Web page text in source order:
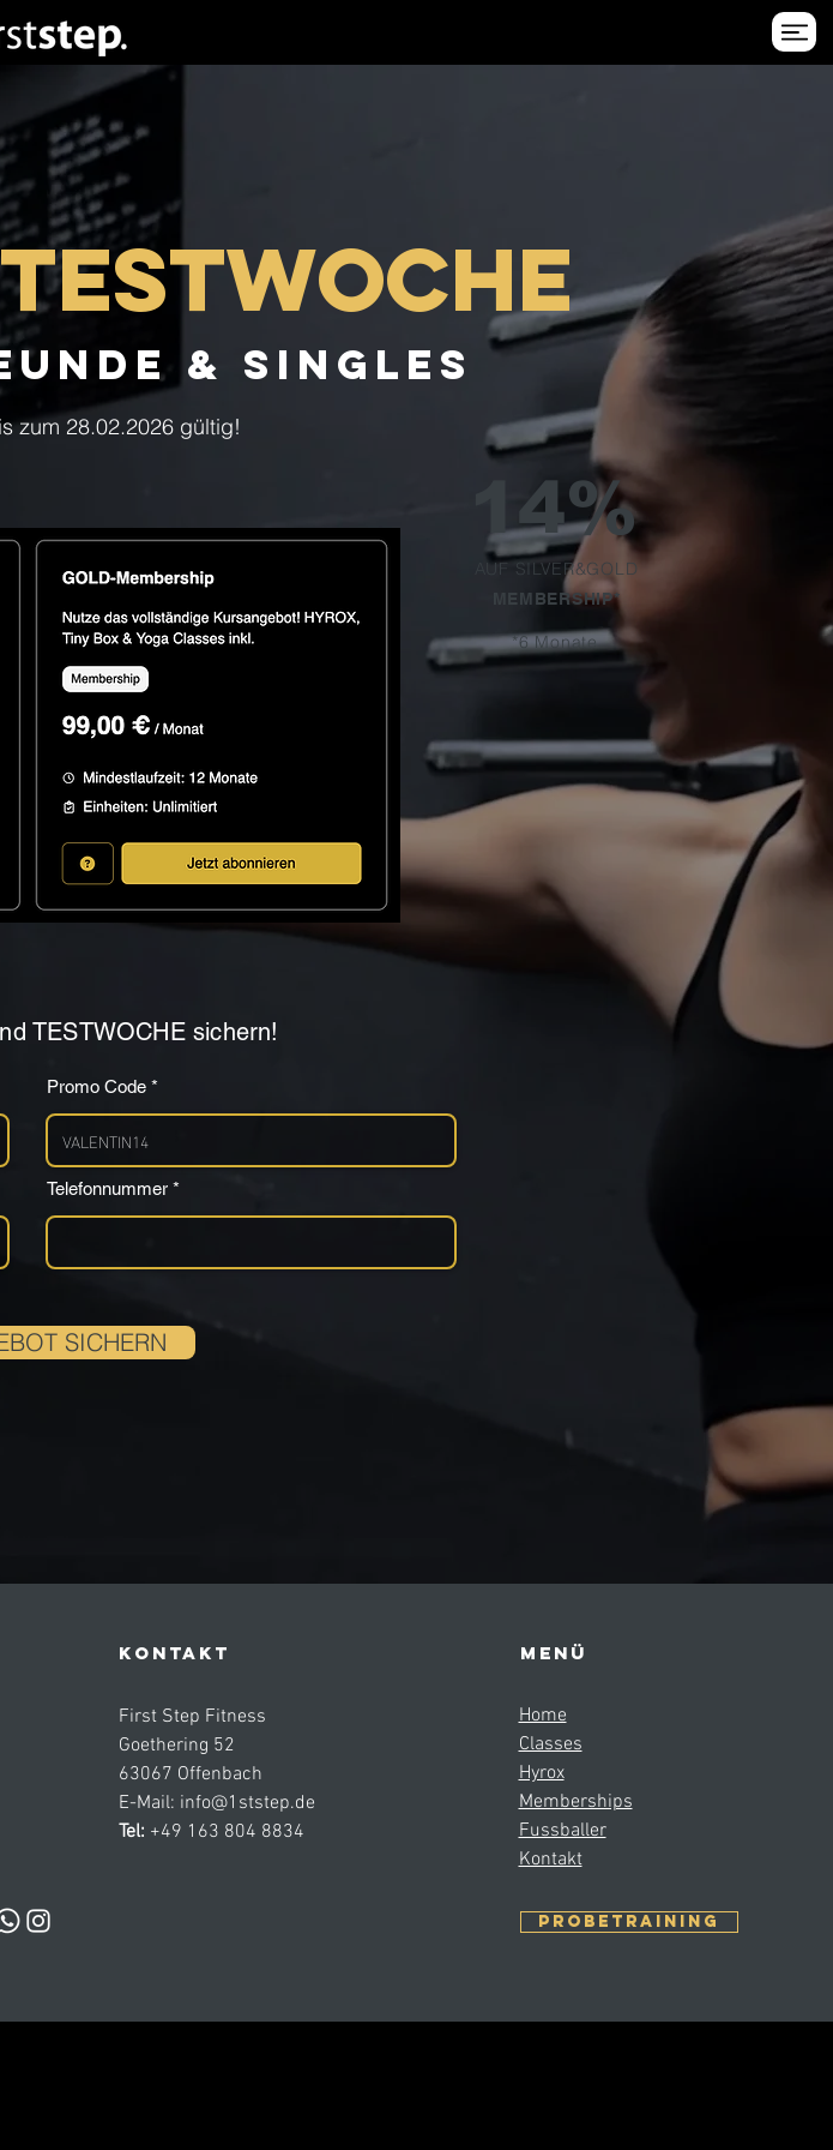
& singles
zum 28.02.2026 gültig!
AUF SILVER&GOLD
MEMBERSHIP*
14%
*6 Monate
TESTWOCHE sichern!
Promo Code
Telefonnummer
SICHERN
KONTAKT
First Step Fitness
Goethering 52
63067 Offenbach
E-Mail: info@1ststep.de
Tel: +49 163 804 8834
Menü
Home
Classes
Hyrox
Memberships
Fussballer
Kontakt
Probetraining